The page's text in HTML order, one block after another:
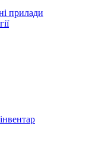
прилади